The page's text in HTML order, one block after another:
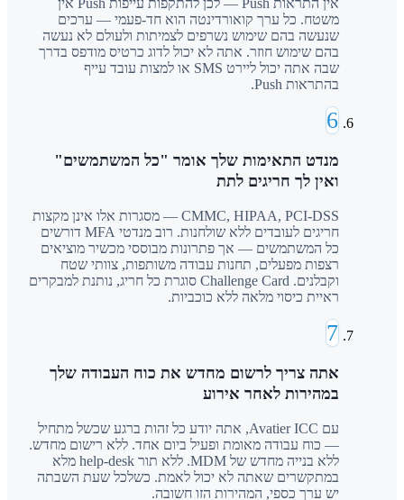
אין התראות Push — לכן להתקפות עייפות Push אין
משטח. כל ערך קואורדינטה הוא חד-פעמי — ערכים
שנעשה בהם שימוש נשרפים לצמיתות ולעולם לא נעשה
בהם שימוש חוזר. אתה לא יכול לדוג כרטיס מודפס בדרך
שבה אתה יכול ליירט SMS או למצות עובד עייף
בהתראות Push.
6
מנדט התאימות שלך אומר "כל המשתמשים"
ואין לך חריגים לתת
CMMC, HIPAA, PCI-DSS — מסגרות אלו אינן מקצות
חריגים לעובדים ללא שולחנות. רוב מנדטי MFA דורשים
כל המשתמשים — אך פתרונות מבוססי מכשיר מוציאים
רצפות מפעלים, תחנות עבודה משותפות, צוותי שטח
וקבלנים. Challenge Card סוגרת כל חריג, נותנת למבקרים
ראיית כיסוי מלאה ללא כוכביות.
7
אתה צריך לרשום מחדש את כוח העבודה שלך
במהירות לאחר אירוע
עם Avatier ICC, אתה יודע כל זהות ברגע שכשל מתחיל
— כוח עבודה מאומת ופעיל ביום אחד. ללא רישום מחדש.
ללא בנייה מחדש של MDM. ללא תור help-desk מלא
במתקשרים שאתה לא יכול לאמת. כשלכל שעת השבתה
יש ערך כספי, המהירות הזו חשובה.